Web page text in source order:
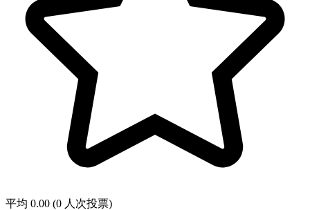
平均 0.00 (0 人次投票)